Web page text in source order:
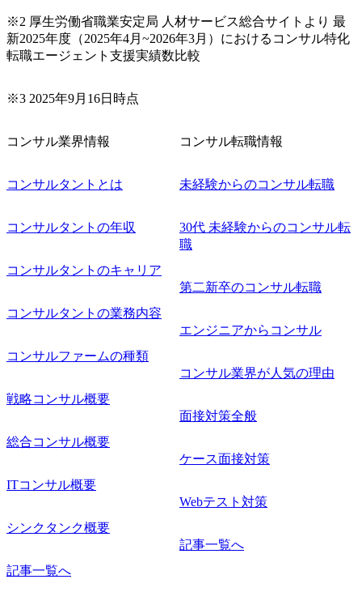
定 ・全社デジタルトランスフォーメーション企画構想 ・業
務/組織/システムの現状分析/RPA選定/導入/実装 ・プライベ
ート/パブリッククラウド導入 ・AI活用による業務効率化/
企画 ・Disruptive Technologyを活用した新規事業の立案/推
上げていきたい ・サービスやソリューションに捉われず、
でのプロジェクトに参画し、自身のスキルアップを図りた
規事業開発にも興味があり、ゆくゆくはチャレンジしてみ
※2 厚生労働省職業安定局 人材サービス総合サイトより 最
新2025年度（2025年4月~2026年3月）におけるコンサル特化
転職エージェント支援実績数比較
※3 2025年9月16日時点
コンサル業界情報
コンサルタントとは
コンサルタントの年収
コンサルタントのキャリア
コンサルタントの業務内容
コンサルファームの種類
戦略コンサル概要
総合コンサル概要
ITコンサル概要
シンクタンク概要
記事一覧へ
コンサル転職情報
未経験からのコンサル転職
30代 未経験からのコンサル転
職
第二新卒のコンサル転職
エンジニアからコンサル
コンサル業界が人気の理由
面接対策全般
ケース面接対策
Webテスト対策
記事一覧へ